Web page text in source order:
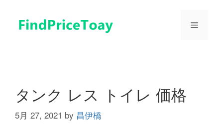
メ
タンク レス トイレ 価格
5月 27, 2021 by 昌伊橋